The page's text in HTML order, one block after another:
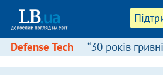
Defense Tech “30 років